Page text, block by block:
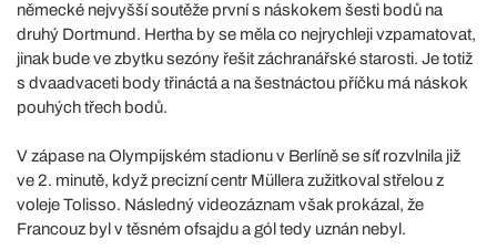
německé nejvyšší soutěže první s náskokem šesti bodů na
druhý Dortmund. Hertha by se měla co nejrychleji vzpamatovat,
jinak bude ve zbytku sezóny řešit záchranářské starosti. Je totiž
s dvaadvaceti body třináctá a na šestnáctou příčku má náskok
pouhých třech bodů.
V zápase na Olympijském stadionu v Berlíně se síť rozvlnila již
ve 2. minutě, když precizní centr Müllera zužitkoval střelou z
voleje Tolisso. Následný videozáznam však prokázal, že
Francouz byl v těsném ofsajdu a gól tedy uznán nebyl.